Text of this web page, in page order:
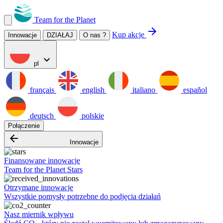
Team for the Planet
Innowacje DZIAŁAJ O nas ? Kup akcje arrow_forward
pl expand_more
français english italiano español
deutsch polskie
Połączenie
arrow_backward Innowacje
Finansowane innowacje
Team for the Planet Stars
Otrzymane innowacje
Wszystkie pomysły potrzebne do podjęcia działań
Nasz miernik wpływu